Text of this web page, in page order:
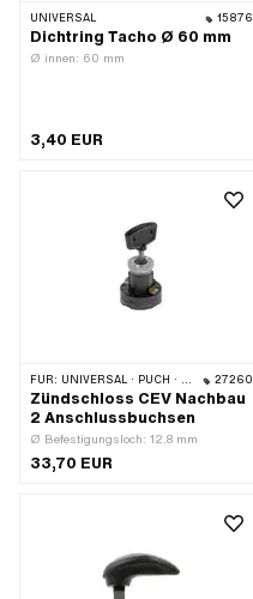
UNIVERSAL 15876
Dichtring Tacho Ø 60 mm
Ø innen: 60 mm
3,40 EUR
FÜR: UNIVERSAL · PUCH · SACHS · PONY / CILO (BETA 521 & 512) · ZÜNDAPP BELMONDO · HERCULES 27260
Zündschloss CEV Nachbau
2 Anschlussbuchsen
Ø Befestigungsloch: 12.8 mm
33,70 EUR